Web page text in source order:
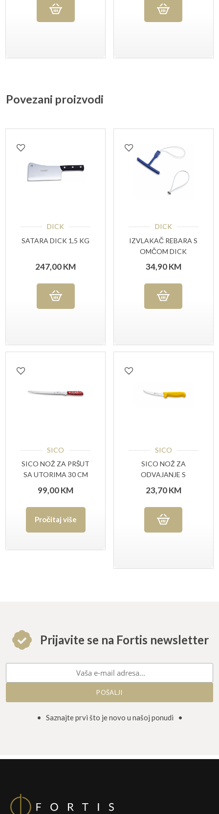
Povezani proizvodi
DICK
SATARA DICK 1,5 KG
247,00KM
DICK
IZVLAKAČ REBARA S
OMČOM DICK
34,90KM
SICO
SICO NOŽ ZA PRŠUT
SA UTORIMA 30 CM
99,00KM
Pročitaj više
SICO
SICO NOŽ ZA
ODVAJANJE S
ŽUTA RUČKA
23,70KM
Prijavite se na Fortis newsletter
• Saznajte prvi što je novo u našoj ponudi •